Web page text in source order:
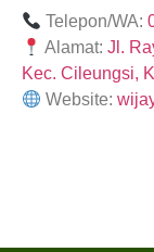
Telepon/WA:
Alamat:Jl.
Kec. Cileungsi,
Website: